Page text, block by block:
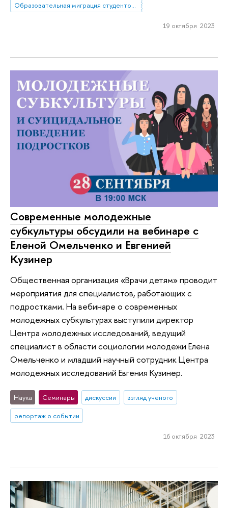
Образовательная миграция студентов из небольших городов и сел в мегаполисы. Социальное включение как способ повышения устойчивости: барьеры, стратегии, успешные практики
19 октября 2023
Современные молодежные
субкультуры обсудили на вебинаре с
Еленой Омельченко и Евгенией
Кузинер
Общественная организация «Врачи детям» проводит
мероприятия для специалистов, работающих с
подростками. На вебинаре о современных
молодежных субкультурах выступили директор
Центра молодежных исследований, ведущий
специалист в области социологии молодежи Елена
Омельченко и младший научный сотрудник Центра
молодежных исследований Евгения Кузинер.
Наука Семинары дискуссии
взгляд ученого
репортаж о событии
16 октября 2023